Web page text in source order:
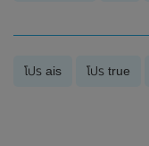
โปร ais โปร true